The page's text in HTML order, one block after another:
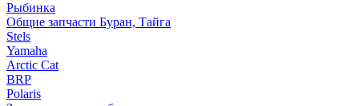
Рыбинка
Общие запчасти Буран, Тайга
Stels
Yamaha
Arctic Cat
BRP
Polaris